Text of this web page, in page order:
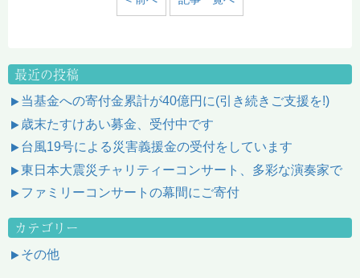
最近の投稿
当基金への寄付金累計が40億円に(引き続きご支援を!)
歳末たすけあい募金、受付中です
台風19号による災害義援金の受付をしています
東日本大震災チャリティーコンサート、多彩な演奏家で
ファミリーコンサートの幕間にご寄付
カテゴリー
その他